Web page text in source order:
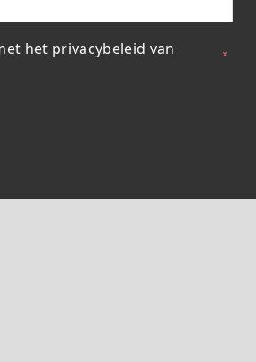
het privacybeleid van